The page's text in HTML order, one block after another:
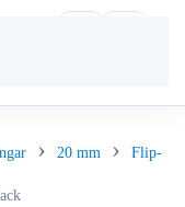
20 mm Flip-